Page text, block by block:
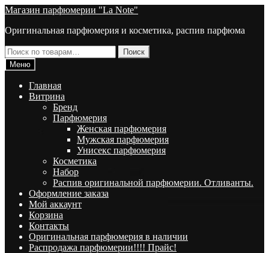
Перейти
навигации
Перейти
содержимому
Магазин парфюмерии "La Note"
Оригинальная парфюмерия и косметика, распив парфюма
Искать:
Поиск
Меню
Главная
Витрина
Брeнд
Парфюмерия
Женская парфюмерия
Мужская парфюмерия
Унисекс парфюмерия
Косметика
Набор
Распив оригинальной парфюмерии. Отливанты.
Оформление заказа
Мой аккаунт
Корзина
Контакты
Оригинальная парфюмерия в наличии
Распродажа парфюмерии!!!! Прайс!